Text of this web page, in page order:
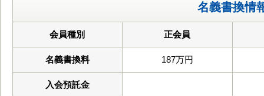
名義書換情
会員種別 正会員
名義書換料 187万円
入会預託金